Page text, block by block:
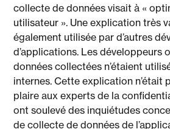
collecte de données visait à «
utilisateur ». Une explication très
également utilisée par d’autres
d’applications. Les développeurs
données collectées n’étaient
internes. Cette explication n’était
plaire aux experts de la
ont soulevé des inquiétudes
de collecte de données de